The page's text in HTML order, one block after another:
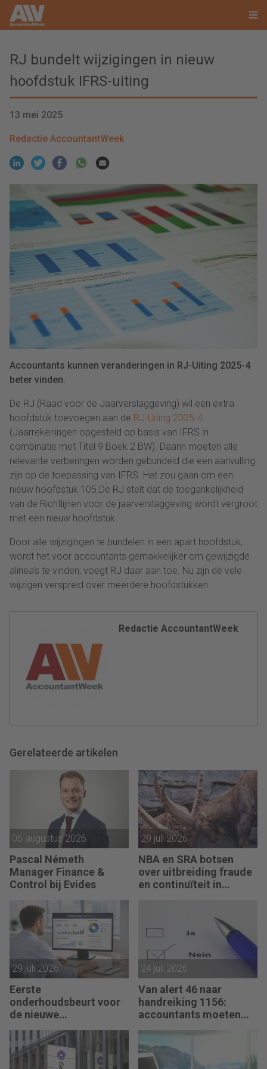
RJ bundelt wijzigingen in nieuw
hoofdstuk IFRS-uiting
13 mei 2025
Redactie AccountantWeek
Accountants kunnen veranderingen in RJ-Uiting 2025-4
beter vinden.
De RJ (Raad voor de Jaarverslaggeving) wil een extra
hoofdstuk toevoegen aan de RJ-Uiting 2025-4
(Jaarrekeningen opgesteld op basis van IFRS in
combinatie met Titel 9 Boek 2 BW). Daarin moeten alle
relevante verberingen worden gebundeld die een aanvulling
zijn op de toepassing van IFRS. Het zou gaan om een
nieuw hoofdstuk 105.De RJ stelt dat de toegankelijkheid
van de Richtlijnen voor de jaarverslaggeving wordt vergroot
met een nieuw hoofdstuk.
Door alle wijzigingen te bundelen in een apart hoofdstuk,
wordt het voor accountants gemakkelijker om gewijzigde
alinea’s te vinden, voegt RJ daar aan toe. Nu zijn de vele
wijzigen verspreid over meerdere hoofdstukken .
Redactie AccountantWeek
Gerelateerde artikelen
06 augustus 2026
Pascal Németh
Manager Finance &
Control bij Evides
29 juli 2026
NBA en SRA botsen
over uitbreiding fraude
en continuïteit in
29 juli 2026
Eerste
onderhoudsbeurt voor
de nieuwe
voor accountants
24 juli 2026
Van alert 46 naar
handreiking 1156:
accountants moeten